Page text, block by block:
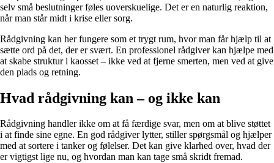
selv små beslutninger føles uoverskuelige. Det er en naturlig reaktion,
når man står midt i krise eller sorg.
Rådgivning kan her fungere som et trygt rum, hvor man får hjælp til at
sætte ord på det, der er svært. En professionel rådgiver kan hjælpe med
at skabe struktur i kaosset – ikke ved at fjerne smerten, men ved at give
den plads og retning.
Hvad rådgivning kan – og ikke kan
Rådgivning handler ikke om at få færdige svar, men om at blive støttet
i at finde sine egne. En god rådgiver lytter, stiller spørgsmål og hjælper
med at sortere i tanker og følelser. Det kan give klarhed over, hvad der
er vigtigst lige nu, og hvordan man kan tage små skridt fremad.